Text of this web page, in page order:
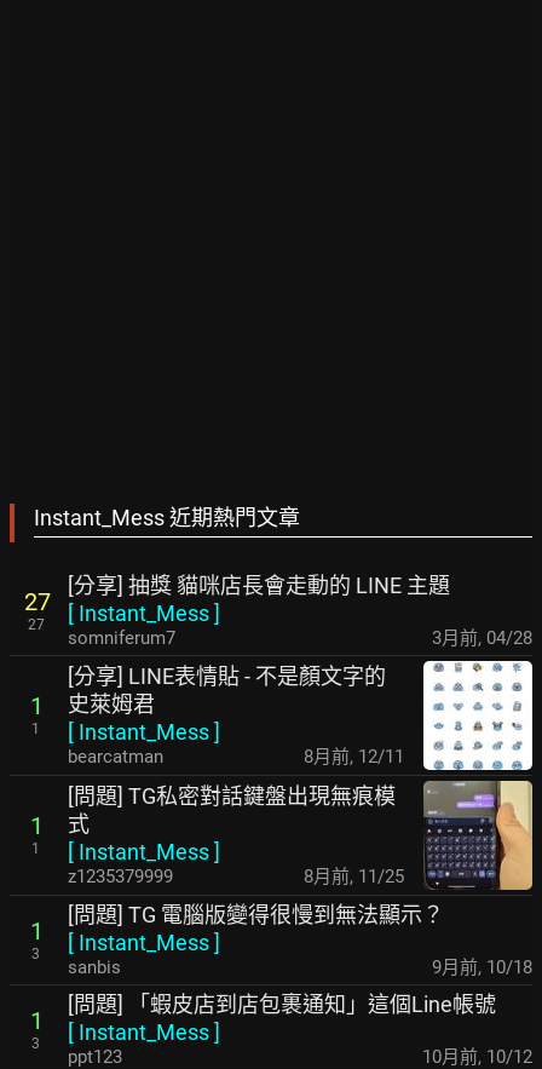
Instant_Mess 近期熱門文章
27
27
[分享] 抽獎 貓咪店長會走動的 LINE 主題
[ Instant_Mess]
somniferum7 3月前, 04/28
1
1
[分享] LINE表情貼 - 不是顏文字的
史萊姆君
[ Instant_Mess]
bearcatman 8月前, 12/11
1
1
[問題] TG私密對話鍵盤出現無痕模
式
[ Instant_Mess]
z1235379999 8月前, 11/25
1
3
[問題] TG 電腦版變得很慢到無法顯示？
[ Instant_Mess]
sanbis 9月前, 10/18
1
3
[問題] 「蝦皮店到店包裹通知」這個Line帳號
[ Instant_Mess]
ppt123 10月前, 10/12